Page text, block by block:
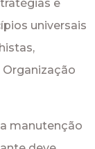
e
universais
manutenção